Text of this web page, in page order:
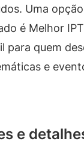
Uma
é Melhor
para quem
e
e